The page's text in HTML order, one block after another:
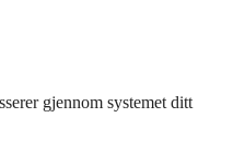
gjennom systemet ditt